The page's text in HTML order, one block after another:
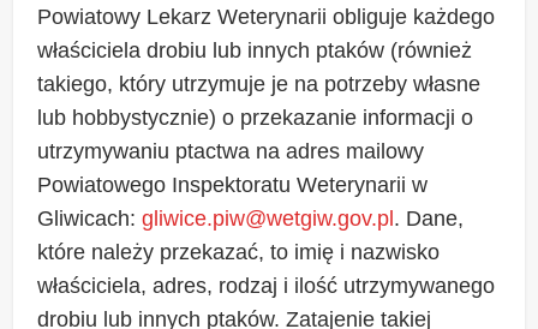
Powiatowy Lekarz Weterynarii obliguje każdego
właściciela drobiu lub innych ptaków (również
takiego, który utrzymuje je na potrzeby własne
lub hobbystycznie) o przekazanie informacji o
utrzymywaniu ptactwa na adres mailowy
Powiatowego Inspektoratu Weterynarii w
Gliwicach:gliwice.piw@wetgiw.gov.pl . Dane,
które należy przekazać, to imię i nazwisko
właściciela, adres, rodzaj i ilość utrzymywanego
drobiu lub innych ptaków. Zatajenie takiej